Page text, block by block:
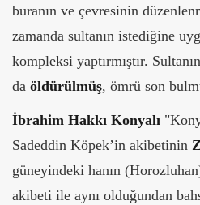
buranın ve çevresinin
zamanda sultanın istediğine
kompleksi yaptırmıştır.
da öldürülmüş, ömrü son
İbrahim Hakkı Konyalı
Sadeddin Köpek’in akibetinin
güneyindeki hanın
akibeti ile aynı olduğundan